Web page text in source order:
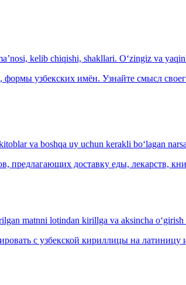
kelib chiqishi, shakllari. O‘zingiz va
узбекских имён. Узнайте смысл
va boshqa uy uchun kerakli bo‘lagan
предлагающих доставку еды, лекарств,
matnni lotindan kirillga va aksincha
с узбекской кириллицы на латиницу